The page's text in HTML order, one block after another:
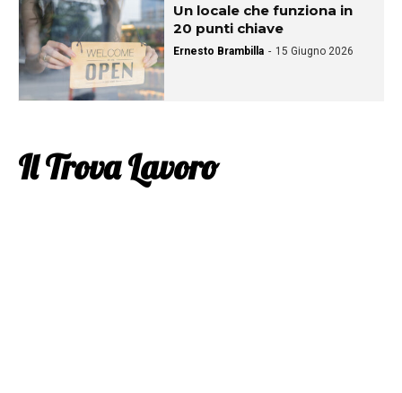
Un locale che funziona in
20 punti chiave
Ernesto Brambilla - 15 Giugno 2026
Il Trova Lavoro